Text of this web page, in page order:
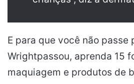
E para que você não passe
Wrightpassou, aprenda 15
maquiagem e produtos de